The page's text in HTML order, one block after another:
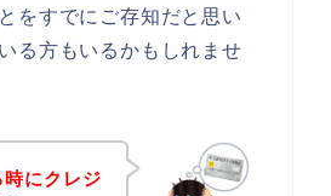
をすでにご存知だと思い
る方もいるかもしれませ
にクレジ